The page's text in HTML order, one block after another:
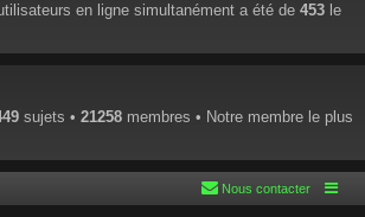
en ligne simultanément a été de 453 le
sujets • 21258 membres • Notre membre le plus
Nous contacter